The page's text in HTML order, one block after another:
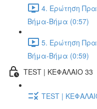
4. Ερώτηση
Βήμα-Βήμα (0:57)
5. Ερώτηση
Βήμα-Βήμα (0:59)
TEST | ΚΕΦΑΛΑΙΟ 33
TEST |